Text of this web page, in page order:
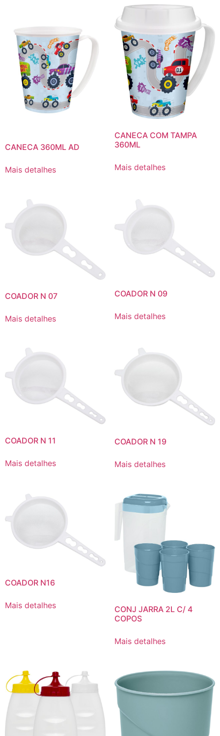
CANECA 360ML AD
Mais detalhes
CANECA COM TAMPA
360ML
Mais detalhes
COADOR N 07
Mais detalhes
COADOR N 09
Mais detalhes
COADOR N 11
Mais detalhes
COADOR N 19
Mais detalhes
COADOR N16
Mais detalhes
CONJ JARRA 2L C/ 4
COPOS
Mais detalhes